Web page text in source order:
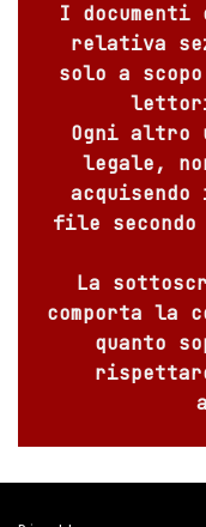
I
relativa
solo a
Ogni altro
legale,
file secondo
La
comporta la
quanto